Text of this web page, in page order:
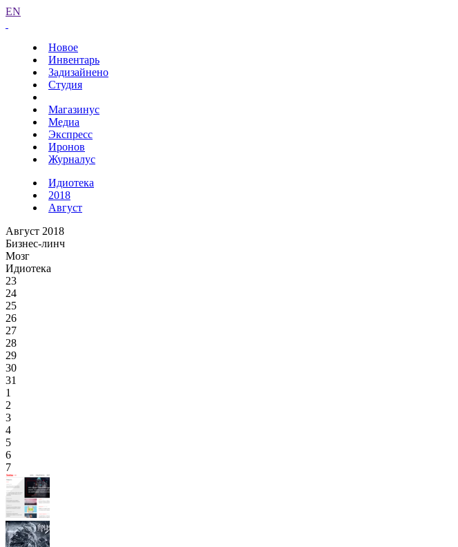
EN
Новое
Инвентарь
Задизайнено
Студия
Магазинус
Медиа
Экспресс
Иронов
Журналус
Идиотека
2018
Август
Август 2018
Бизнес-линч
Мозг
Идиотека
23
24
25
26
27
28
29
30
31
1
2
3
4
5
6
7